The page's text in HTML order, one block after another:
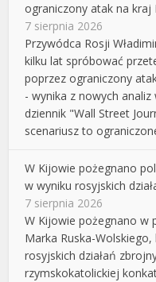
ograniczony atak na kraj
7 sierpnia 2026
Przywódca Rosji
kilku lat spróbować
poprzez ograniczony
- wynika z nowych analiz
dziennik "Wall Street
scenariusz to
W Kijowie pożegnano
w wyniku rosyjskich
7 sierpnia 2026
W Kijowie pożegnano w
Marka Ruska-
rosyjskich działań
rzymskokatolickiej